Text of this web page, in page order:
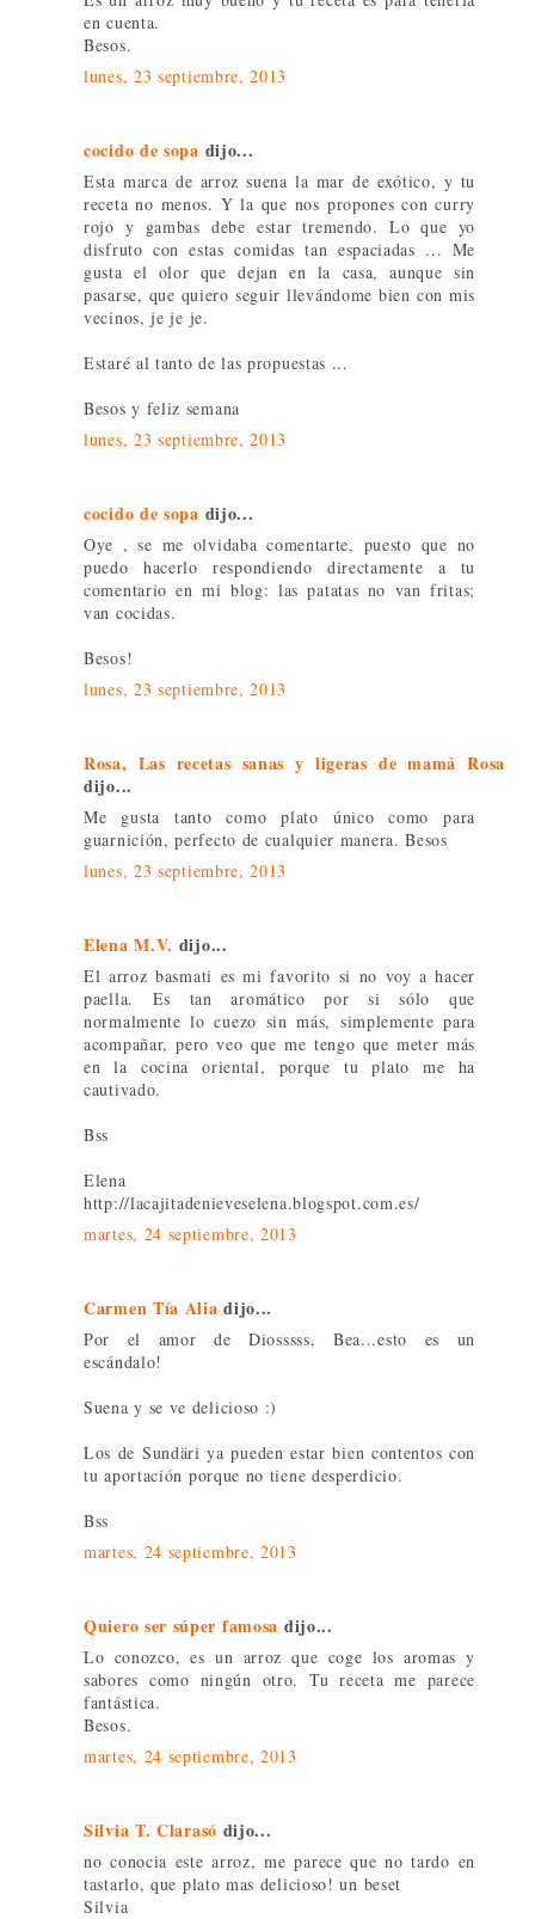
en cuenta.
Besos.
lunes, 23 septiembre, 2013
cocido de sopa dijo...
Esta marca de arroz suena la mar de exótico, y tu
receta no menos. Y la que nos propones con curry
rojo y gambas debe estar tremendo. Lo que yo
disfruto con estas comidas tan espaciadas ... Me
gusta el olor que dejan en la casa, aunque sin
pasarse, que quiero seguir llevándome bien con mis
vecinos, je je je.
Estaré al tanto de las propuestas ...
Besos y feliz semana
lunes, 23 septiembre, 2013
cocido de sopa dijo...
Oye , se me olvidaba comentarte, puesto que no
puedo hacerlo respondiendo directamente a tu
comentario en mi blog: las patatas no van fritas;
van cocidas.
Besos!
lunes, 23 septiembre, 2013
Rosa, Las recetas sanas y ligeras de mamá Rosa
dijo...
Me gusta tanto como plato único como para
guarnición, perfecto de cualquier manera. Besos
lunes, 23 septiembre, 2013
Elena M.V. dijo...
El arroz basmati es mi favorito si no voy a hacer
paella. Es tan aromático por si sólo que
normalmente lo cuezo sin más, simplemente para
acompañar, pero veo que me tengo que meter más
en la cocina oriental, porque tu plato me ha
cautivado.
Bss
Elena
http://lacajitadenieveselena.blogspot.com.es/
martes, 24 septiembre, 2013
Carmen Tía Alia dijo...
Por el amor de Diosssss, Bea...esto es un
escándalo!
Suena y se ve delicioso :)
Los de Sundäri ya pueden estar bien contentos con
tu aportación porque no tiene desperdicio.
Bss
martes, 24 septiembre, 2013
Quiero ser súper famosa dijo...
Lo conozco, es un arroz que coge los aromas y
sabores como ningún otro. Tu receta me parece
fantástica.
Besos.
martes, 24 septiembre, 2013
Silvia T. Clarasó dijo...
no conocia este arroz, me parece que no tardo en
tastarlo, que plato mas delicioso! un beset
Silvia